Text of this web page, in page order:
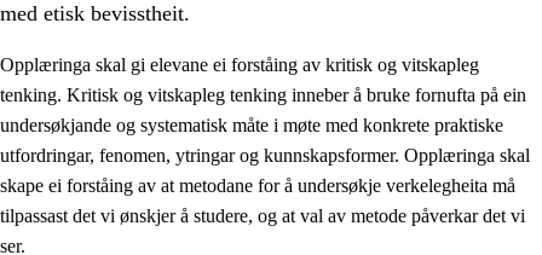
1. Verdigrunnlaget i opplæringa
med etisk bevisstheit.
Opplæringa skal gi elevane ei forståing av kritisk og vitskapleg
tenking. Kritisk og vitskapleg tenking inneber å bruke fornufta på ein
undersøkjande og systematisk måte i møte med konkrete praktiske
utfordringar, fenomen, ytringar og kunnskapsformer. Opplæringa skal
skape ei forståing av at metodane for å undersøkje verkelegheita må
tilpassast det vi ønskjer å studere, og at val av metode påverkar det vi
ser.